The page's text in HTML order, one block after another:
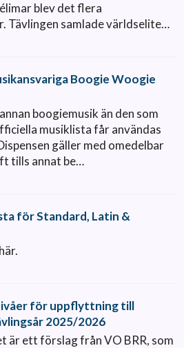
blev det flera
Tävlingen samlade världselite…
Boogie Woogie
boogiemusik än den som
musiklista får användas
gäller med omedelbar
tills annat be…
för Standard, Latin &
för uppflyttning till
2025/2026
är ett förslag från VO BRR, som